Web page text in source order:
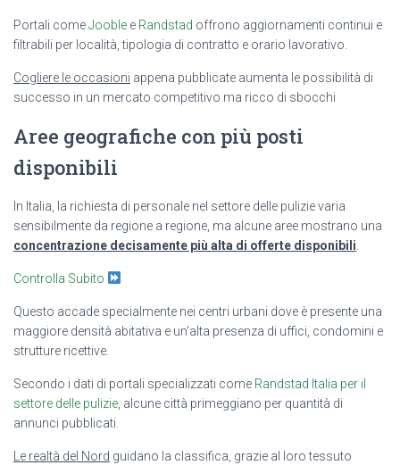
Portali comeJooble e Randstad offrono aggiornamenti continui e
filtrabili per località, tipologia di contratto e orario lavorativo.
Cogliere le occasioni appena pubblicate aumenta le possibilità di
successo in un mercato competitivo ma ricco di sbocchi
Aree geografiche con più posti
disponibili
In Italia, la richiesta di personale nel settore delle pulizie varia
sensibilmente da regione a regione, ma alcune aree mostrano una
concentrazione decisamente più alta di offerte disponibili
Controlla Subito
Questo accade specialmente nei centri urbani dove è presente una
maggiore densità abitativa e un’alta presenza di uffici, condomini e
strutture ricettive.
Secondo i dati di portali specializzati come Randstad Italia per il
settore delle pulizie , alcune città primeggiano per quantità di
annunci pubblicati.
Le realtà del Nord guidano la classifica, grazie al loro tessuto